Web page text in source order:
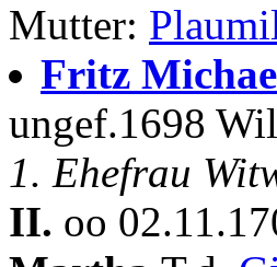
Mutter:
Fritz
ungef.1698
1. Ehefrau
II. oo